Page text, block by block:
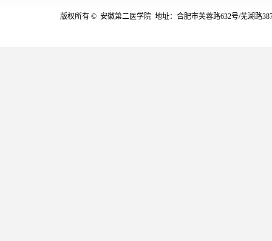
版权所有 © 安徽第二医学院 地址：合肥市芙蓉路632号/芜湖路